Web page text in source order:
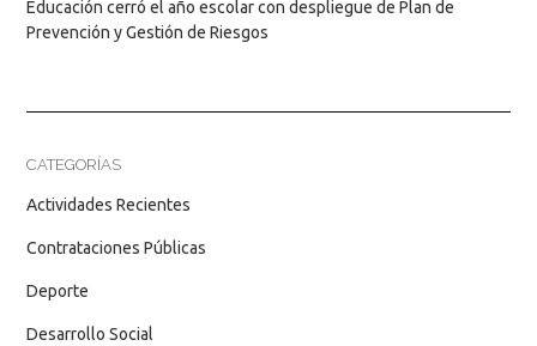
Educación cerró el año escolar con despliegue de Plan de
Prevención y Gestión de Riesgos
CATEGORÍAS
Actividades Recientes
Contrataciones Públicas
Deporte
Desarrollo Social